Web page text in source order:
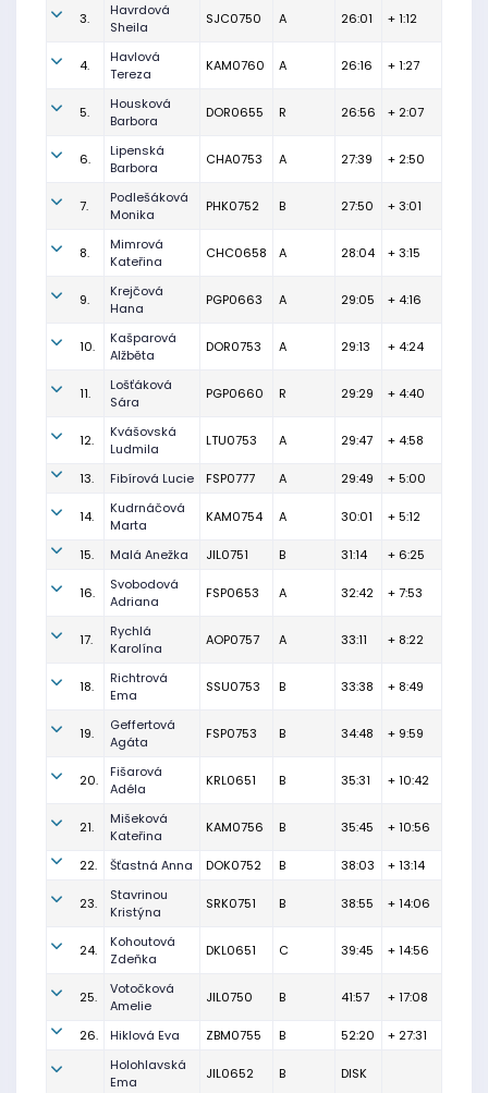
3.
Havrdová
Sheila
SJC0750 A 26:01 + 1:12
4.
Havlová
Tereza
KAM0760 A 26:16 + 1:27
5.
Housková
Barbora
DOR0655 R 26:56 + 2:07
6.
Lipenská
Barbora
CHA0753 A 27:39 + 2:50
7.
Podlešáková
Monika
PHK0752 B 27:50 + 3:01
8.
Mimrová
Kateřina
CHC0658 A 28:04 + 3:15
9.
Krejčová
Hana
PGP0663 A 29:05 + 4:16
10.
Kašparová
Alžběta
DOR0753 A 29:13 + 4:24
11.
Lošťáková
Sára
PGP0660 R 29:29 + 4:40
12.
Kvášovská
Ludmila
LTU0753 A 29:47 + 4:58
13. Fibírová Lucie FSP0777 A 29:49 + 5:00
14.
Kudrnáčová
Marta
KAM0754 A 30:01 + 5:12
15. Malá Anežka JIL0751 B 31:14 + 6:25
16.
Svobodová
Adriana
FSP0653 A 32:42 + 7:53
17.
Rychlá
Karolína
AOP0757 A 33:11 + 8:22
18.
Richtrová
Ema
SSU0753 B 33:38 + 8:49
19.
Geffertová
Agáta
FSP0753 B 34:48 + 9:59
20.
Fišarová
Adéla
KRL0651 B 35:31 + 10:42
21.
Mišeková
Kateřina
KAM0756 B 35:45 + 10:56
22. Šťastná Anna DOK0752 B 38:03 + 13:14
23.
Stavrinou
Kristýna
SRK0751 B 38:55 + 14:06
24.
Kohoutová
Zdeňka
DKL0651 C 39:45 + 14:56
25.
Votočková
Amelie
JIL0750 B 41:57 + 17:08
26. Hiklová Eva ZBM0755 B 52:20
+ 27:31
Holohlavská
Ema
JIL0652 B DISK